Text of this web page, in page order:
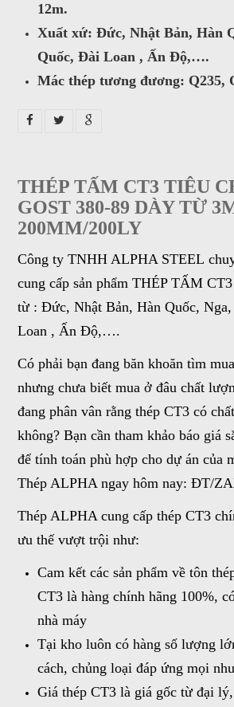
12m.
Xuất xứ: Đức, Nhật Bản, Hàn
Quốc, Đài Loan , Ấn Độ,….
Mác thép tương đương: Q235,
THÉP TẤM CT3 TIÊU
GOST 380-89 DÀY TỪ
200MM/200LY
Công ty TNHH ALPHA STEEL
cung cấp sản phẩm THÉP TẤM
từ : Đức, Nhật Bản, Hàn Quốc,
Loan , Ấn Độ,….
Có phải bạn đang băn khoăn tìm
nhưng chưa biết mua ở đâu chất
đang phân vân rằng thép CT3 có
không? Bạn cần tham khảo báo giá
để tính toán phù hợp cho dự án của
Thép ALPHA ngay hôm nay: ĐT/
Thép ALPHA cung cấp thép CT3
ưu thế vượt trội như:
Cam kết các sản phẩm về tôn
CT3 là hàng chính hãng 100%,
nhà máy
Tại kho luôn có hàng số lượng
cách, chủng loại đáp ứng mọi
Giá thép CT3 là giá gốc từ đại
COPYRIGHT 2016. ALL RIGHTS RESERVED